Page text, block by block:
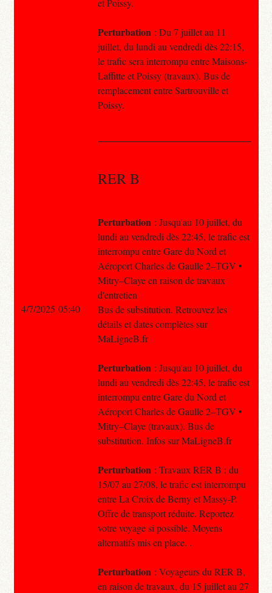
et Poissy.
Perturbation : Du 7 juillet au 11
juillet, du lundi au vendredi dès 22:15,
le trafic sera interrompu entre Maisons-
Laffitte et Poissy (travaux). Bus de
remplacement entre Sartrouville et
Poissy.
RER B
Perturbation : Jusqu'au 10 juillet, du
lundi au vendredi dès 22:45, le trafic est
interrompu entre Gare du Nord et
Aéroport Charles de Gaulle 2–TGV •
Mitry–Claye en raison de travaux
d'entretien
Bus de substitution. Retrouvez les
détails et dates complètes sur
MaLigneB.fr
Perturbation : Jusqu'au 10 juillet, du
lundi au vendredi dès 22:45, le trafic est
interrompu entre Gare du Nord et
Aéroport Charles de Gaulle 2–TGV •
Mitry–Claye (travaux). Bus de
substitution. Infos sur MaLigneB.fr
Perturbation : Travaux RER B : du
15/07 au 27/08, le trafic est interrompu
entre La Croix de Berny et Massy-P.
Offre de transport réduite. Reportez
votre voyage si possible. Moyens
alternatifs mis en place. .
Perturbation : Voyageurs du RER B,
en raison de travaux, du 15 juillet au 27
4/7/2025 05:40